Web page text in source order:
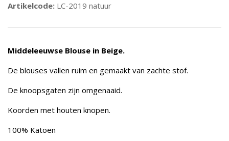
Artikelcode: LC-2019 natuur
Middeleeuwse Blouse in Beige.
De blouses vallen ruim en gemaakt van zachte stof.
De knoopsgaten zijn omgenaaid.
Koorden met houten knopen.
100% Katoen